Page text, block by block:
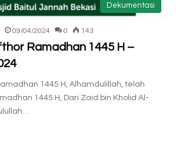
Dekumentasi
09/04/2024 0 143
Ramadhan 1445 H –
1445 H, Alhamdulillah, telah
1445 H, Dari Zaid bin Kholid Al-